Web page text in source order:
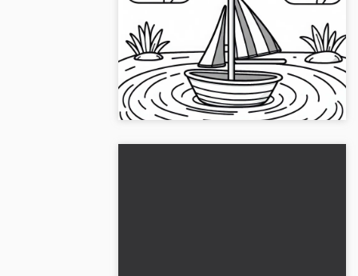
Purjevene-lelu Kelluu lammella
– Värittämistehtävä Ilmaiseksi
Anna luovuudellesi vapaat jonot
ilmaisella värityssivullamme. Lataa
purjevene lampeen nyt!...